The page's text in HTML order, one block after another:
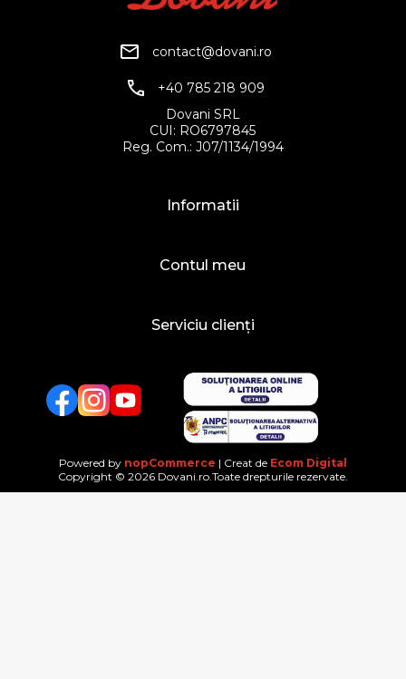
contact@dovani.ro
+40 785 218 909
Dovani SRL
CUI: RO6797845
Reg. Com.: J07/1134/1994
Informatii
Contul meu
Serviciu clienți
FacebookTwitterYouTube
Powered by nopCommerce | Creat de Ecom Digital
Copyright © 2026 Dovani.ro.Toate drepturile rezervate.